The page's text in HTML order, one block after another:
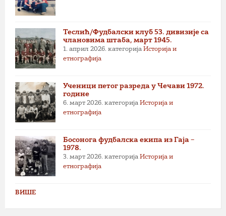
Теслић/Фудбалски клуб 53. дивизије са
члановима штаба, март 1945.
1. април 2026. категорија Историја и
етнографија
Ученици петог разреда у Чечави 1972.
године
6. март 2026. категорија Историја и
етнографија
Босонога фудбалска екипа из Гаја –
1978.
3. март 2026. категорија Историја и
етнографија
ВИШЕ